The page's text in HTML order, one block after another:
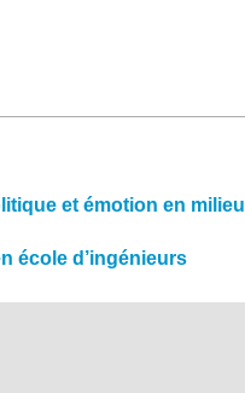
et émotion en milieu
école d’ingénieurs